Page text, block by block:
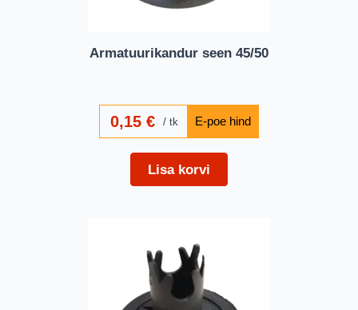
Armatuurikandur seen 45/50
0,15€ tk
Lisa korvi